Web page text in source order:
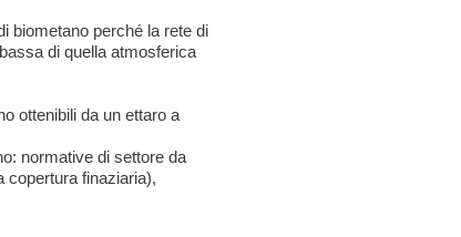
biometano perché la rete di
di quella atmosferica
ottenibili da un ettaro a
normative di settore da
copertura finaziaria),